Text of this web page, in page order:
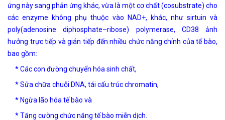
ứng này sang phản ứng khác, vừa là một cơ chất (cosubstrate) cho
các enzyme không phụ thuộc vào NAD+, khác, như sirtuin và
poly(adenosine diphosphate–ribose) polymerase, CD38 ảnh
hưởng trực tiếp và gián tiếp đến nhiều chức năng chính của tế bào,
bao gồm:
* Các con đường chuyển hóa sinh chất,
* Sửa chữa chuỗi DNA, tái cấu trúc chromatin,
* Ngừa lão hóa tế bào và
* Tăng cường chức năng tế bào miễn dịch.